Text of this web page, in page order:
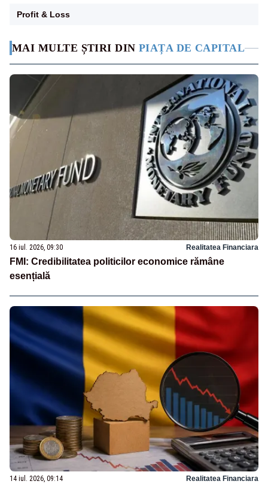
MAI MULTE ȘTIRI DIN PIAȚA DE CAPITAL
16 iul. 2026, 09:30 Realitatea Financiara
FMI: Credibilitatea politicilor economice rămâne
esențială
14 iul. 2026, 09:14 Realitatea Financiara
Profit & Loss